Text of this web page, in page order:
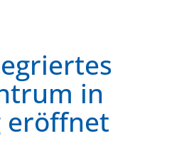
in
eröffnet